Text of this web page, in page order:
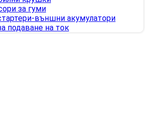
за гуми
външни акумулатори
подаване на ток